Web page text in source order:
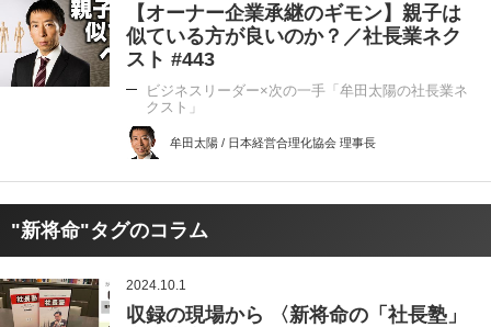
【オーナー企業承継のギモン】親子は
似ている方が良いのか？／社長業ネク
スト #443
ビジネスリーダー×次の一手「牟田太陽の社長業ネ
クスト」
牟田太陽 / 日本経営合理化協会 理事長
"新将命"タグのコラム
2024.10.1
収録の現場から 〈新将命の「社長塾」